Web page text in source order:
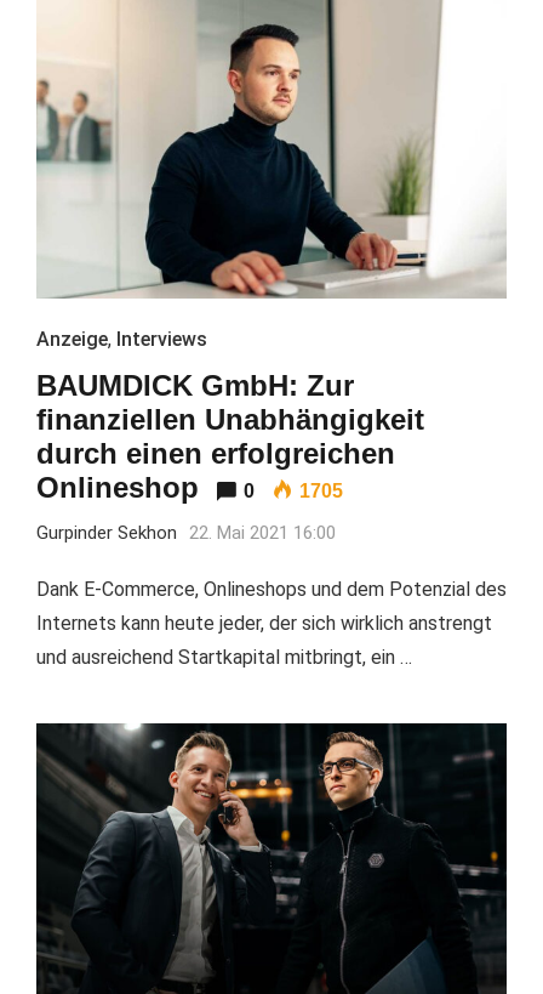
Anzeige, Interviews
BAUMDICK GmbH: Zur
finanziellen Unabhängigkeit
durch einen erfolgreichen
Onlineshop
0 1705
Gurpinder Sekhon 22. Mai 2021 16:00
Dank E-Commerce, Onlineshops und dem Potenzial des
Internets kann heute jeder, der sich wirklich anstrengt
und ausreichend Startkapital mitbringt, ein …